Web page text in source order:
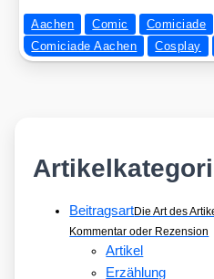
Aachen Comic Comiciade
Comiciade Aachen
Cosplay
BeitragsartDie Art des
Kommentar oder Rezension
Artikel
Erzählung